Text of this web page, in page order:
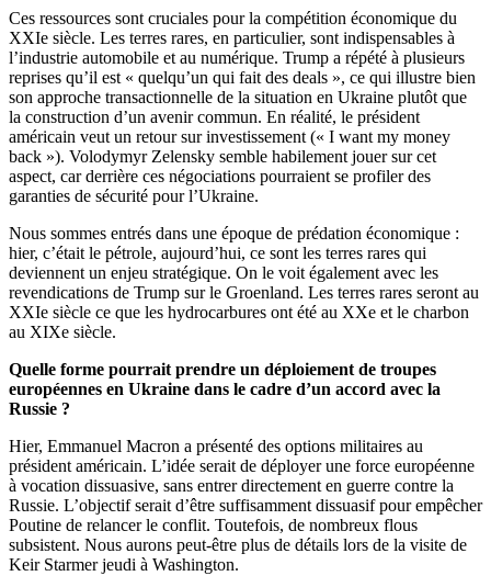
Ces ressources sont cruciales pour la compétition économique du
XXIe siècle. Les terres rares, en particulier, sont indispensables à
l’industrie automobile et au numérique. Trump a répété à plusieurs
reprises qu’il est « quelqu’un qui fait des deals », ce qui illustre bien
son approche transactionnelle de la situation en Ukraine plutôt que
la construction d’un avenir commun. En réalité, le président
américain veut un retour sur investissement (« I want my money
back »). Volodymyr Zelensky semble habilement jouer sur cet
aspect, car derrière ces négociations pourraient se profiler des
garanties de sécurité pour l’Ukraine.
Nous sommes entrés dans une époque de prédation économique :
hier, c’était le pétrole, aujourd’hui, ce sont les terres rares qui
deviennent un enjeu stratégique. On le voit également avec les
revendications de Trump sur le Groenland. Les terres rares seront au
XXIe siècle ce que les hydrocarbures ont été au XXe et le charbon
au XIXe siècle.
Quelle forme pourrait prendre un déploiement de troupes
européennes en Ukraine dans le cadre d’un accord avec la
Russie ?
Hier, Emmanuel Macron a présenté des options militaires au
président américain. L’idée serait de déployer une force européenne
à vocation dissuasive, sans entrer directement en guerre contre la
Russie. L’objectif serait d’être suffisamment dissuasif pour empêcher
Poutine de relancer le conflit. Toutefois, de nombreux flous
subsistent. Nous aurons peut-être plus de détails lors de la visite de
Keir Starmer jeudi à Washington.